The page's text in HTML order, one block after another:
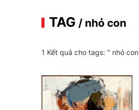
TAG / nhỏ con
1 Kết quả cho tags: " nhỏ con